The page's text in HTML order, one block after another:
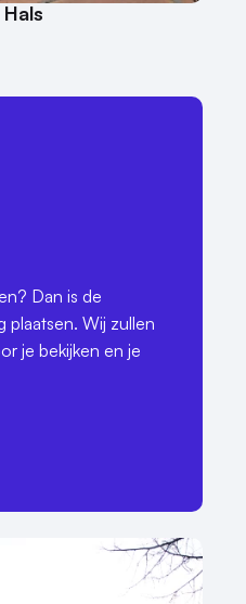
Dan is de
plaatsen. Wij zullen
je bekijken en je